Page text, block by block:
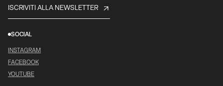
ISCRIVITI ALLA NEWSLETTER
SOCIAL
INSTAGRAM
FACEBOOK
YOUTUBE